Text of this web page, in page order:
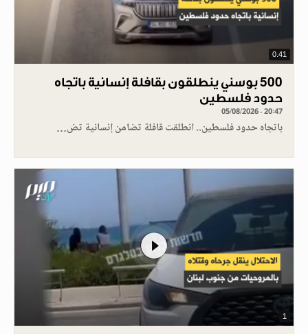
0.41
500 بوسني ينطلقون بقافلة إنسانية باتجاه
حدود فلسطين
05/08/2026 - 20:47
باتجاه حدود فلسطين.. انطلقت قافلة تضامن إنسانية تض…
1